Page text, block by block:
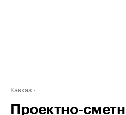
Кавказ
Проектно-